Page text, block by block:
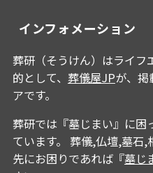
インフォメーション
葬研（そうけん）はライフ
的として、 葬儀屋JPが、掲
アです。
葬研では『墓じまい』に困
ています。 葬儀,仏壇,墓石
先にお困りであれば『墓じ